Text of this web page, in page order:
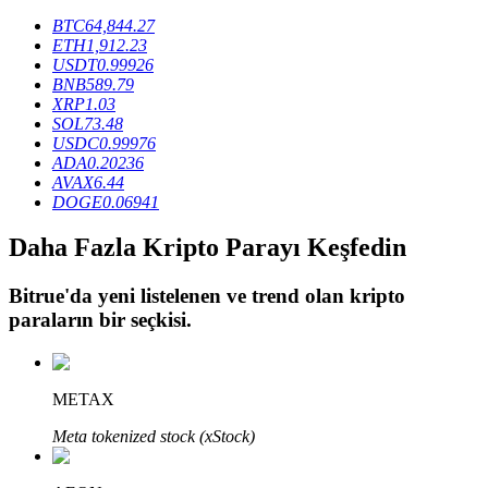
BTR Kilitleme
BTR sahiplerine özel yatırımlar
Krediler
Kripto destekli borçlanma hizmeti
BTC64,844.27
ETH1,912.23
USDT0.99926
BNB589.79
XRP1.03
SOL73.48
USDC0.99976
ADA0.20236
AVAX6.44
DOGE0.06941
Daha Fazla Kripto Parayı Keşfedin
Bitrue'da yeni listelenen ve trend olan kripto
paraların bir seçkisi.
METAX
Meta tokenized stock (xStock)